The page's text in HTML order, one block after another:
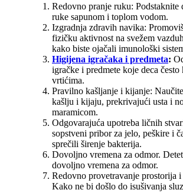
Redovno pranje ruku: Podstaknite
ruke sapunom i toplom vodom.
Izgradnja zdravih navika:
fizičku aktivnost na svežem
kako biste ojačali imunološki
Higijena igračaka i predmeta:
igračke i predmete koje deca
vrtićima.
Pravilno kašljanje i kijanje:
kašlju i kijaju, prekrivajući usta i
maramicom.
Odgovarajuća upotreba ličnih
sopstveni pribor za jelo, peškire i
sprečili širenje bakterija.
Dovoljno vremena za odmor.
dovoljno vremena za odmor.
Redovno provetravanje prostorija
Kako ne bi došlo do isušivanja